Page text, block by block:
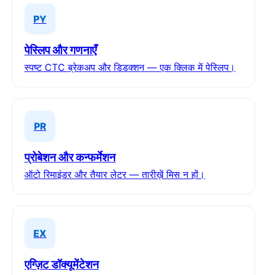
PY
पेस्लिप और गणनाएँ
स्पष्ट CTC ब्रेकअप और डिडक्शन — एक क्लिक में पेस्लिप।
PR
प्रोबेशन और कन्फर्मेशन
ऑटो रिमाइंडर और तैयार लेटर — तारीख़ें मिस न हों।
EX
एग्ज़िट डॉक्यूमेंटेशन